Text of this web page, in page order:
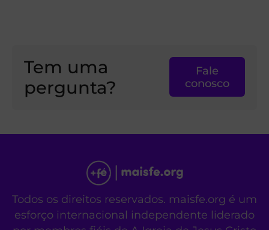
Tem uma
pergunta?
Fale
conosco
Todos os direitos reservados. maisfe.org é um
esforço internacional independente liderado